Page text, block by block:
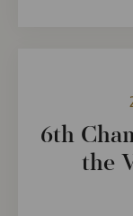
6th
the